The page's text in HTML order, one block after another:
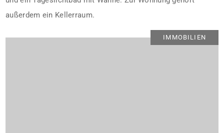
IMMOBILIEN
außerdem ein Kellerraum.